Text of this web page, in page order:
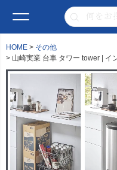
HOME
その他
山崎実業 台車 タワー tower | イ